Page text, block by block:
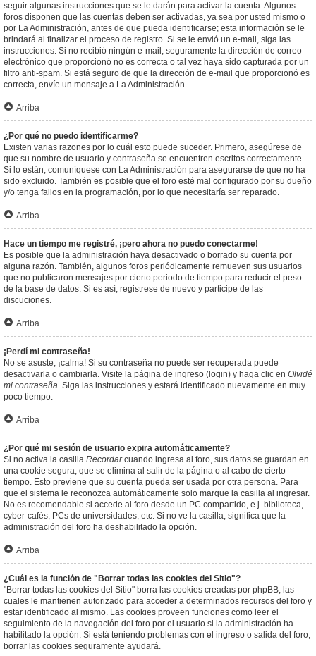
seguir algunas instrucciones que se le darán para activar la cuenta. Algunos
foros disponen que las cuentas deben ser activadas, ya sea por usted mismo o
por La Administración, antes de que pueda identificarse; esta información se le
brindará al finalizar el proceso de registro. Si se le envió un e-mail, siga las
instrucciones. Si no recibió ningún e-mail, seguramente la dirección de correo
electrónico que proporcionó no es correcta o tal vez haya sido capturada por un
filtro anti-spam. Si está seguro de que la dirección de e-mail que proporcionó es
correcta, envíe un mensaje a La Administración.
Arriba
¿Por qué no puedo identificarme?
Existen varias razones por lo cuál esto puede suceder. Primero, asegúrese de
que su nombre de usuario y contraseña se encuentren escritos correctamente.
Si lo están, comuníquese con La Administración para asegurarse de que no ha
sido excluido. También es posible que el foro esté mal configurado por su dueño
y/o tenga fallos en la programación, por lo que necesitaría ser reparado.
Arriba
Hace un tiempo me registré, ¡pero ahora no puedo conectarme!
Es posible que la administración haya desactivado o borrado su cuenta por
alguna razón. También, algunos foros periódicamente remueven sus usuarios
que no publicaron mensajes por cierto periodo de tiempo para reducir el peso
de la base de datos. Si es así, registrese de nuevo y participe de las
discuciones.
Arriba
¡Perdí mi contraseña!
No se asuste, ¡calma! Si su contraseña no puede ser recuperada puede
desactivarla o cambiarla. Visite la página de ingreso (login) y haga clic en Olvidé
mi contraseña. Siga las instrucciones y estará identificado nuevamente en muy
poco tiempo.
Arriba
¿Por qué mi sesión de usuario expira automáticamente?
Si no activa la casilla Recordarcuando ingresa al foro, sus datos se guardan en
una cookie segura, que se elimina al salir de la página o al cabo de cierto
tiempo. Esto previene que su cuenta pueda ser usada por otra persona. Para
que el sistema le reconozca automáticamente solo marque la casilla al ingresar.
No es recomendable si accede al foro desde un PC compartido, e.j. biblioteca,
cyber-cafés, PCs de universidades, etc. Si no ve la casilla, significa que la
administración del foro ha deshabilitado la opción.
Arriba
¿Cuál es la función de "Borrar todas las cookies del Sitio"?
"Borrar todas las cookies del Sitio" borra las cookies creadas por phpBB, las
cuales le mantienen autorizado para acceder a determinados recursos del foro y
estar identificado al mismo. Las cookies proveen funciones como leer el
seguimiento de la navegación del foro por el usuario si la administración ha
habilitado la opción. Si está teniendo problemas con el ingreso o salida del foro,
borrar las cookies seguramente ayudará.